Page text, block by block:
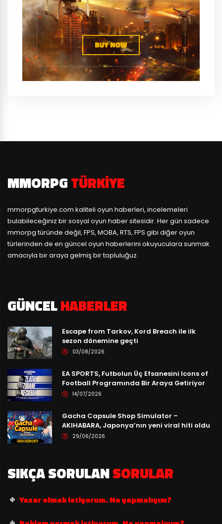
MMORPGTÜRKIYE
mmorpgturkiye.com kaliteli oyun haberleri, incelemeleri
bulabileceğiniz bir sosyal oyun haber sitesidir. Her gün sadece
mmorpg türünde değil, FPS, MOBA, RTS, FPS gibi diğer oyun
türlerinden de en güncel oyun haberlerini okuyuculara sunmak
amacıyla bir araya gelmiş bir topluluğuz.
GÜNCELHABERLER
Escape from Tarkov, Kord Breach ile ilk
sezon dönemine geçti
03/08/2026
EA SPORTS, Futbolun Üç Efsanesini Icons of
Football Programında Bir Araya Getiriyor
14/07/2026
Gacha Capsule Shop Simulator –
AKIHABARA, Japonya’nın yeni viral hiti oldu
29/06/2026
SIKÇA SORULANSORULAR
Yazar olmak istiyorum. Ne yapmalıyım?